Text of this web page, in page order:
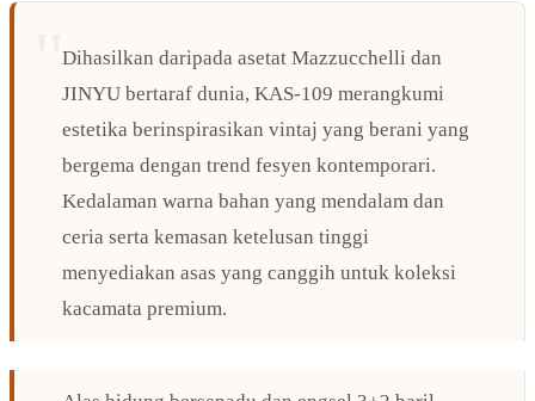
Dihasilkan daripada asetat Mazzucchelli dan
JINYU bertaraf dunia, KAS-109 merangkumi
estetika berinspirasikan vintaj yang berani yang
bergema dengan trend fesyen kontemporari.
Kedalaman warna bahan yang mendalam dan
ceria serta kemasan ketelusan tinggi
menyediakan asas yang canggih untuk koleksi
kacamata premium.